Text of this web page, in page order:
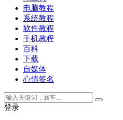
电脑教程
系统教程
软件教程
手机教程
百科
下载
自媒体
心情签名
登录